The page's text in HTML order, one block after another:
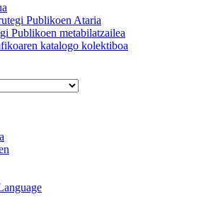
Publikoen Ataria
Publikoen metabilatzailea
katalogo kolektiboa